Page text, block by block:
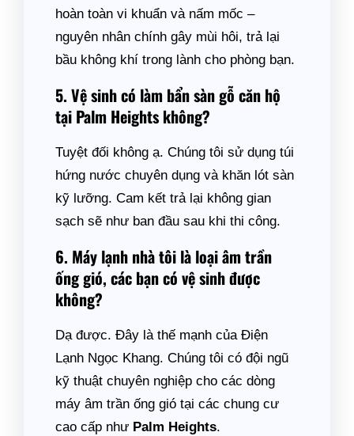
hoàn toàn vi khuẩn và nấm mốc –
nguyên nhân chính gây mùi hôi, trả lại
bầu không khí trong lành cho phòng bạn.
5. Vệ sinh có làm bẩn sàn gỗ căn hộ
tại Palm Heights không?
Tuyệt đối không ạ. Chúng tôi sử dụng túi
hứng nước chuyên dụng và khăn lót sàn
kỹ lưỡng. Cam kết trả lại không gian
sạch sẽ như ban đầu sau khi thi công.
6. Máy lạnh nhà tôi là loại âm trần
ống gió, các bạn có vệ sinh được
không?
Dạ được. Đây là thế mạnh của Điện
Lạnh Ngọc Khang. Chúng tôi có đội ngũ
kỹ thuật chuyên nghiệp cho các dòng
máy âm trần ống gió tại các chung cư
cao cấp như Palm Heights.